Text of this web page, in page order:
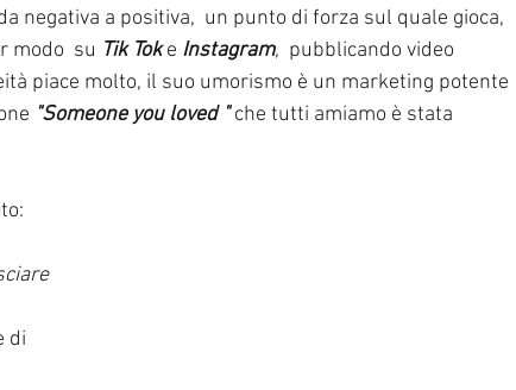
negativa a positiva,  un punto di forza sul quale gioca,
modo  su Tik Tok e Instagram,  pubblicando video
piace molto, il suo umorismo è un marketing potente
"Someone you loved " che tutti amiamo è stata
di